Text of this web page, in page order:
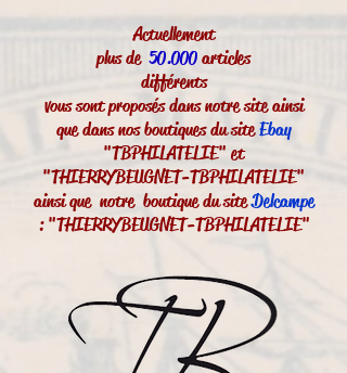
Actuellement
plus de50.000articles
différents
vous sont proposés dans notre site ainsi
que dans nos boutiques du siteEbay
"TBPHILATELIE" et
"THIERRYBEUGNET-TBPHILATELIE"
ainsi que notre boutique du siteDelcampe
: "THIERRYBEUGNET-TBPHILATELIE"